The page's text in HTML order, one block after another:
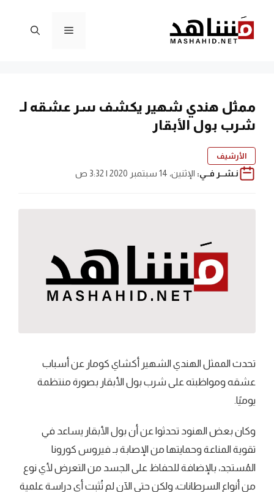
المحتوى
القائمة
ممثل هندي شهير يكشف سر عشقه لـ
شرب بول الأبقار
الأرشيف
نـشــر فــي: الإثنين، 14 سبتمبر 2020 | 3:32 ص
تحدث الممثل الهندي الشهير أكشاي كومار عن أسباب
عشقه ومواظبته على شرب بول الأبقار بصورة منتظمة
يوميًا.
وكان بعض الهنود تحدثوا عن أن بول الأبقار يساعد في
تقوية المناعة وحمايتها من الإصابة بـ فيروس كورونا
المُستجد، بالإضافة للحفاظ على الجسد من التعرض لأي نوع
من أنواع السرطانات، ولكن حتى الآن لم تُثبت أي دراسة علمية